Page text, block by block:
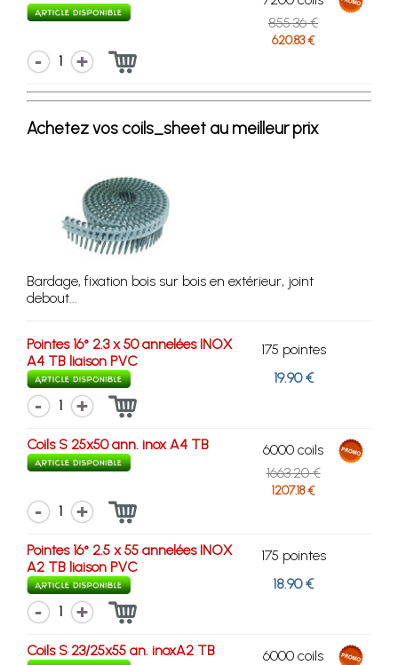
855.36 €
620.83 €
1
Achetez vos coils_sheet au meilleur prix
Bardage, fixation bois sur bois en extérieur, joint
debout...
Pointes 16° 2.3 x 50 annelées INOX
A4 TB liaison PVC
175 pointes
19.90 €
1
Coils S 25x50 ann. inox A4 TB
6000 coils
1663.20 €
1207.18 €
1
Pointes 16° 2.5 x 55 annelées INOX
A2 TB liaison PVC
175 pointes
18.90 €
1
Coils S 23/25x55 an. inoxA2 TB
6000 coils